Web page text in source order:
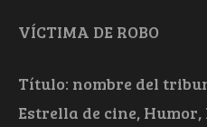
VÍCTIMA DE ROBO
Título: nombre del
Estrella de cine, Humor,